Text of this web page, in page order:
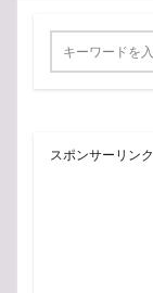
スポンサーリンク